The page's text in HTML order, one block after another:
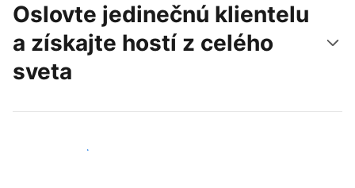
Oslovte jedinečnú klientelu
a získajte hostí z celého
sveta
Osloviť nových hostí